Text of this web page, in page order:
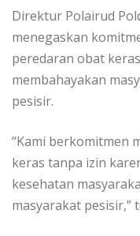
Direktur Polairud
menegaskan
peredaran obat
membahayakan
pesisir.
“Kami berkomitmen
keras tanpa izin
kesehatan
masyarakat pesisir,”